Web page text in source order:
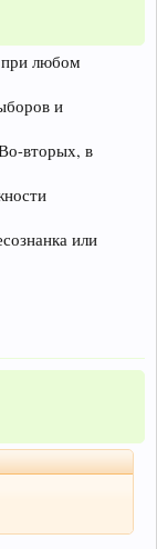
при любом
и
вторых, в
или